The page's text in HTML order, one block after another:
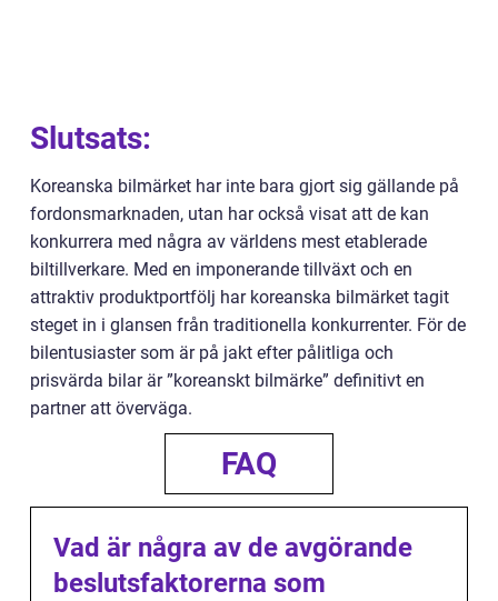
Slutsats:
Koreanska bilmärket har inte bara gjort sig gällande på
fordonsmarknaden, utan har också visat att de kan
konkurrera med några av världens mest etablerade
biltillverkare. Med en imponerande tillväxt och en
attraktiv produktportfölj har koreanska bilmärket tagit
steget in i glansen från traditionella konkurrenter. För de
bilentusiaster som är på jakt efter pålitliga och
prisvärda bilar är ”koreanskt bilmärke” definitivt en
partner att överväga.
FAQ
Vad är några av de avgörande
beslutsfaktorerna som